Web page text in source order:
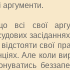
аргументи.
всі свої
свої
Але коли